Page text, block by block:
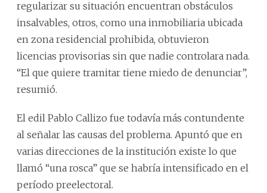
regularizar su situación encuentran obstáculos
insalvables, otros, como una inmobiliaria ubicada
en zona residencial prohibida, obtuvieron
licencias provisorias sin que nadie controlara nada.
“El que quiere tramitar tiene miedo de denunciar”,
resumió.
El edil Pablo Callizo fue todavía más contundente
al señalar las causas del problema. Apuntó que en
varias direcciones de la institución existe lo que
llamó “una rosca” que se habría intensificado en el
período preelectoral.